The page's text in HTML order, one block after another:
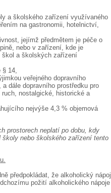
a školského zařízení využívaného
na gastronomii, hotelnictví,
jejímž předmětem je péče o
nebo v zařízení, kde je
škol a školských zařízení
14,
veřejného dopravního
dále dopravního prostředku pro
nostalgické, historické a
nejvýše 4,3 % objemová
prostorech neplatí po dobu, kdy
nebo školského zařízení tento
předpokládat, že alkoholický nápoj
požití alkoholického nápoje